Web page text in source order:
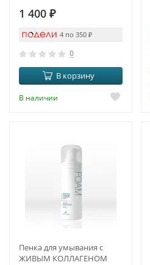
1 400 ₽
4 по 350 ₽
0
В корзину
В наличии
Пенка для умывания с
ЖИВЫМ КОЛЛАГЕНОМ